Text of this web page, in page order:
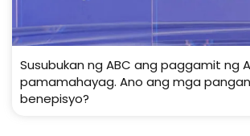
Susubukan ng ABC ang paggamit ng
pamamahayag. Ano ang mga
benepisyo?